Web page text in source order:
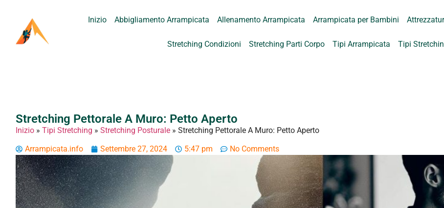
Inizio Abbigliamento Arrampicata Allenamento Arrampicata Arrampicata per Bambini
Stretching Condizioni Stretching Parti Corpo Tipi Arrampicata Tipi
Stretching Pettorale A Muro: Petto Aperto
Inizio » Tipi Stretching » Stretching Posturale » Stretching Pettorale A Muro: Petto Aperto
Arrampicata.info Settembre 27, 2024 5:47 pm No Comments